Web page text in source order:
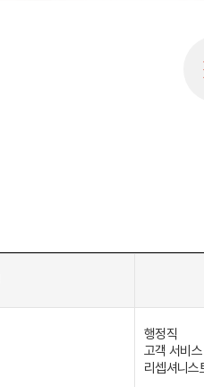
행정직
고객 서비
리셉셔니스